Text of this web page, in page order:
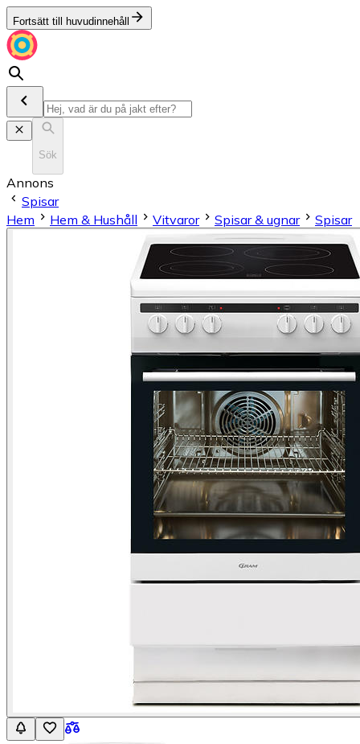
Fortsätt till huvudinnehåll
Sök
Annons
Spisar
Hem
Hem & Hushåll Vitvaror Spisar & ugnar Spisar